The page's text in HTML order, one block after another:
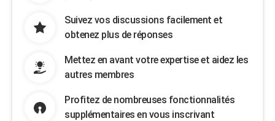
Suivez vos discussions facilement et
obtenez plus de réponses
Mettez en avant votre expertise et aidez les
autres membres
Profitez de nombreuses fonctionnalités
supplémentaires en vous inscrivant